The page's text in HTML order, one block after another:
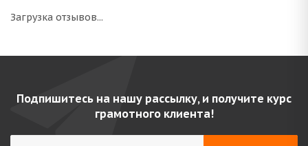
Загрузка отзывов...
Подпишитесь на нашу рассылку, и получите курс
грамотного клиента!